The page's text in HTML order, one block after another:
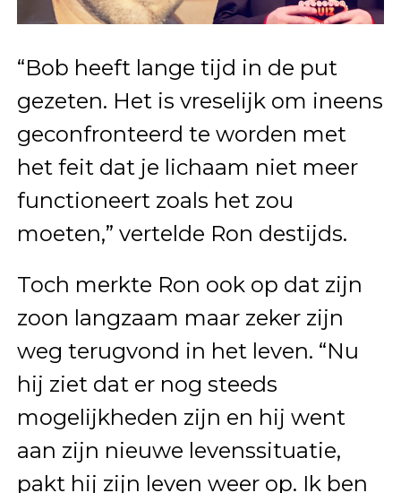
“Bob heeft lange tijd in de put
gezeten. Het is vreselijk om ineens
geconfronteerd te worden met
het feit dat je lichaam niet meer
functioneert zoals het zou
moeten,” vertelde Ron destijds.
Toch merkte Ron ook op dat zijn
zoon langzaam maar zeker zijn
weg terugvond in het leven. “Nu
hij ziet dat er nog steeds
mogelijkheden zijn en hij went
aan zijn nieuwe levenssituatie,
pakt hij zijn leven weer op. Ik ben